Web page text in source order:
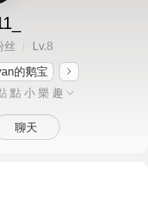
丝 Lv.8
的鹅宝
點 小 樂 趣
聊天